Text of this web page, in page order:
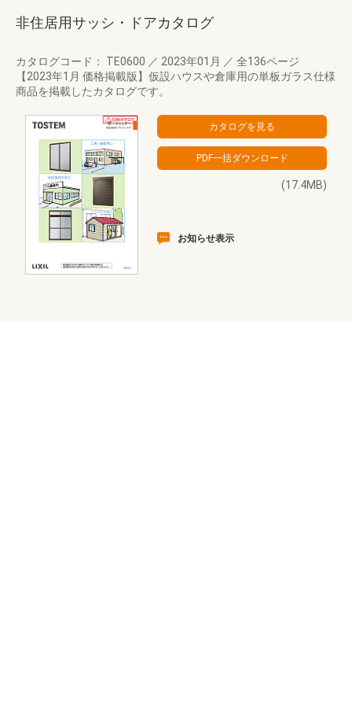
非住居用サッシ・ドアカタログ
カタログコード： TE0600 ／ 2023年01月 ／ 全136ページ
【2023年1月 価格掲載版】仮設ハウスや倉庫用の単板ガラス仕様
商品を掲載したカタログです。
(17.4MB)
お知らせ表示